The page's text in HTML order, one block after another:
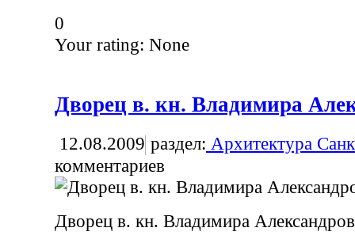
0
Your rating: None
Дворец в. кн. Владимира
12.08.2009 раздел: Архитектура
комментариев
Дворец в. кн. Владимира